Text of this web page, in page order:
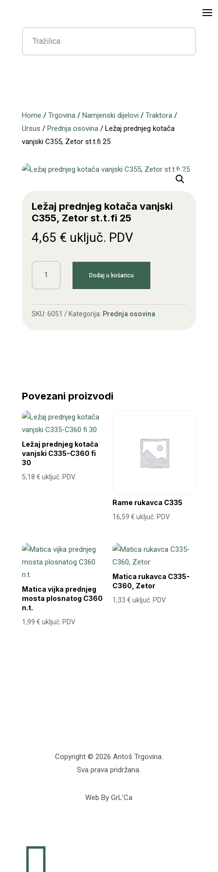
Home / Trgovina/ Namjenski dijelovi / Traktora/
Ursus / Prednja osovina/ Ležaj prednjeg kotača
vanjski C355, Zetor st.t.fi 25
Ležaj prednjeg kotača vanjski
C355, Zetor st.t.fi 25
4,65 € uključ. PDV
Ležaj
prednjeg
vanjski
C355,
Dodaj u košaricu
SKU: 6051 Kategorija: Prednja osovina
Povezani proizvodi
Ležaj prednjeg kotača
vanjski C335-C360 fi
30
5,18 € uključ. PDV
Rame rukavca C335
16,59€ uključ. PDV
Matica vijka prednjeg
mosta plosnatog C360
n.t.
1,99 € uključ. PDV
Matica rukavca C335-
C360, Zetor
1,33€ uključ. PDV
Copyright © 2026 Antoš Trgovina.
Sva prava pridržana.
Web By GrL’Ca
